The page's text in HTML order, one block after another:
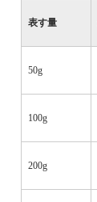
表す量
50g
100g
200g